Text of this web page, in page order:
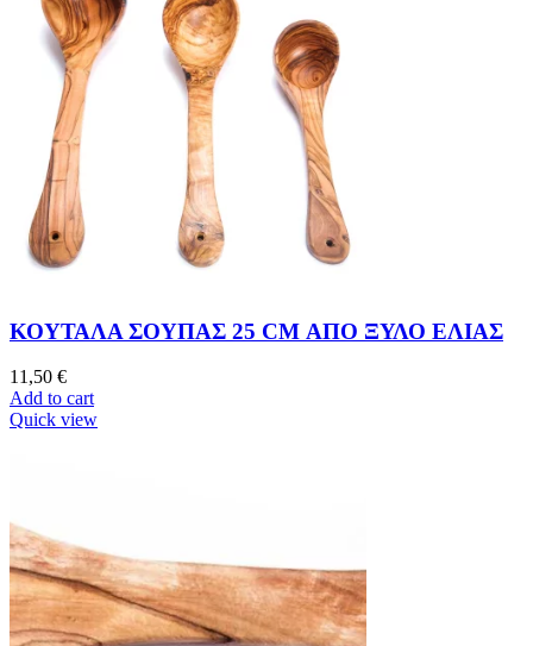
ΚΟΥΤΑΛΑ ΣΟΥΠΑΣ 25 CM ΑΠΟ ΞΥΛΟ ΕΛΙΑΣ
11,50 €
Add to cart
Quick view